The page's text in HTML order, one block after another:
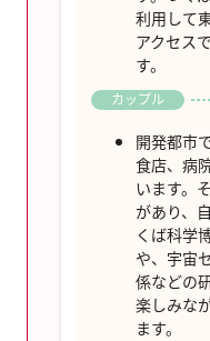
利用して
アクセス
す。
カップル
開発都市
食店、病
います。
があり、
くば科学
や、宇宙
係などの
楽しみな
ます。